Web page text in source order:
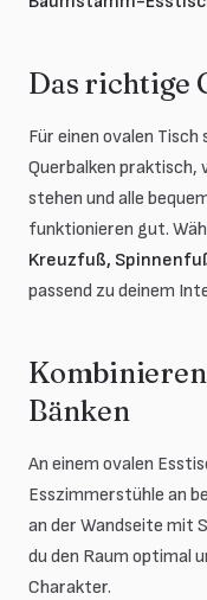
Das richtige
Für einen ovalen
Querbalken praktisch,
stehen und alle
funktionieren gut.
Kreuzfuß,
passend zu deinem
Bänken
An einem ovalen
Esszimmerstühle an
an der Wandseite mit
du den Raum optimal
Charakter.